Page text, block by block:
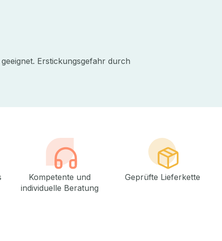
Erstickungsgefahr durch
Kompetente und
individuelle Beratung
Geprüfte Lieferkette